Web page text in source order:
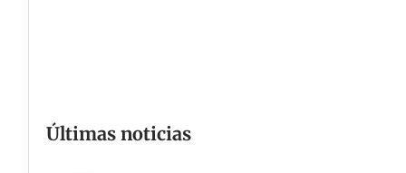
Últimas noticias